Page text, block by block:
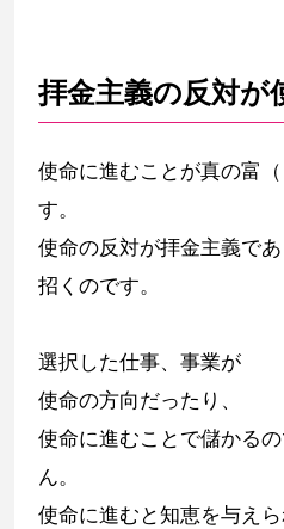
拝金主義の反対が
使命に進むことが真の富
す。
使命の反対が拝金主義で
招くのです。
選択した仕事、事業が
使命の方向だったり、
使命に進むことで儲かる
ん。
使命に進むと知恵を与え